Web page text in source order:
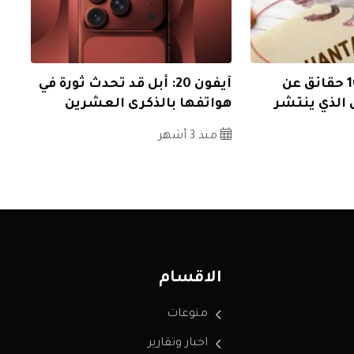
فيروس هانتا: 10 حقائق عن
الذي ينتشر
آيفون 20: أبل قد تحدث ثورة في
هواتفها بالذكرى العشرين
منذ 3 أشهر
الاقسام
منوعات
اخبار وتقارير